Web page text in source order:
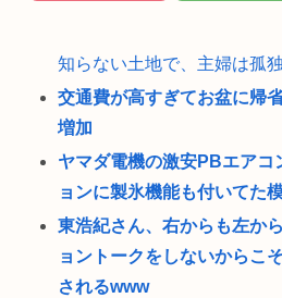
知らない土地で、主婦は孤
交通費が高すぎてお盆に帰
増加
ヤマダ電機の激安PBエアコ
ョンに製氷機能も付いてた
東浩紀さん、右からも左か
ョントークをしないからこ
されるwww